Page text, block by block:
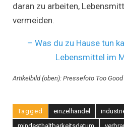
daran zu arbeiten,
vermeiden.
– Was du zu Hause tun
Lebensmittel im
Artikelbild (oben): Pressefoto Too
Tagged einzelhandel